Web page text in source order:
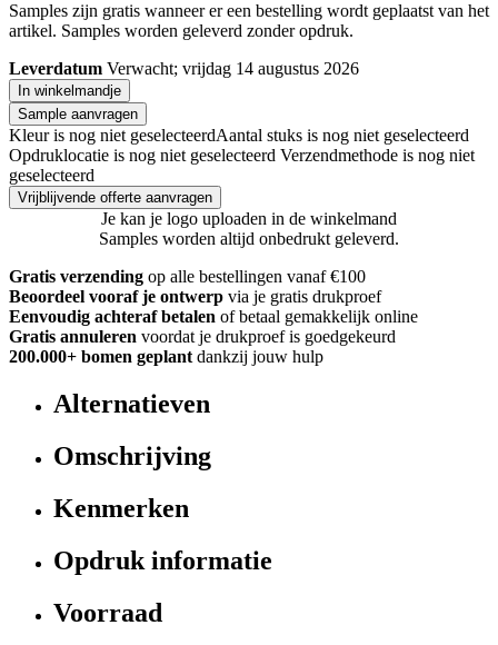
Samples zijn gratis wanneer er een bestelling wordt geplaatst van het
artikel. Samples worden geleverd zonder opdruk.
Leverdatum Verwacht; vrijdag 14 augustus 2026
In winkelmandje
Sample aanvragen
Kleur is nog niet geselecteerdAantal stuks is nog niet geselecteerd
Opdruklocatie is nog niet geselecteerd Verzendmethode is nog niet
geselecteerd
Vrijblijvende offerte aanvragen
Je kan je logo uploaden in de winkelmand
Samples worden altijd onbedrukt geleverd.
Gratis verzending op alle bestellingen vanaf €100
Beoordeel vooraf je ontwerp via je gratis drukproef
Eenvoudig achteraf betalen of betaal gemakkelijk online
Gratis annuleren voordat je drukproef is goedgekeurd
200.000+ bomen geplant dankzij jouw hulp
Alternatieven
Omschrijving
Kenmerken
Opdruk informatie
Voorraad